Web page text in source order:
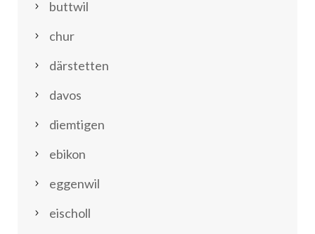
buttwil
chur
därstetten
davos
diemtigen
ebikon
eggenwil
eischoll